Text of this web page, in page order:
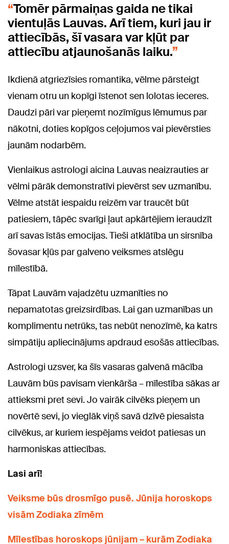
Tomēr pārmaiņas gaida ne tikai
vientuļās Lauvas. Arī tiem, kuri jau ir
attiecībās, šī vasara var kļūt par
attiecību atjaunošanās laiku.
Ikdienā atgriezīsies romantika, vēlme pārsteigt
vienam otru un kopīgi īstenot sen lolotas ieceres.
Daudzi pāri var pieņemt nozīmīgus lēmumus par
nākotni, doties kopīgos ceļojumos vai pievērsties
jaunām nodarbēm.
Vienlaikus astrologi aicina Lauvas neaizrauties ar
vēlmi pārāk demonstratīvi pievērst sev uzmanību.
Vēlme atstāt iespaidu reizēm var traucēt būt
patiesiem, tāpēc svarīgi ļaut apkārtējiem ieraudzīt
arī savas īstās emocijas. Tieši atklātība un sirsnība
šovasar kļūs par galveno veiksmes atslēgu
mīlestībā.
Tāpat Lauvām vajadzētu uzmanīties no
nepamatotas greizsirdības. Lai gan uzmanības un
komplimentu netrūks, tas nebūt nenozīmē, ka katrs
simpātiju apliecinājums apdraud esošās attiecības.
Astrologi uzsver, ka šīs vasaras galvenā mācība
Lauvām būs pavisam vienkārša – mīlestība sākas ar
attieksmi pret sevi. Jo vairāk cilvēks pieņem un
novērtē sevi, jo vieglāk viņš savā dzīvē piesaista
cilvēkus, ar kuriem iespējams veidot patiesas un
harmoniskas attiecības.
Lasi arī!
Veiksme būs drosmīgo pusē. Jūnija horoskops
visām Zodiaka zīmēm
Mīlestības horoskops jūnijam – kurām Zodiaka